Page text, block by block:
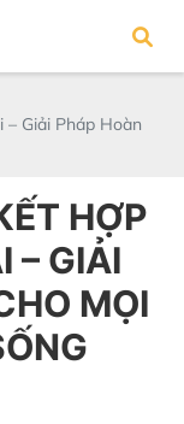
Giải Pháp Hoàn
HỢP
– GIẢI
MỌI